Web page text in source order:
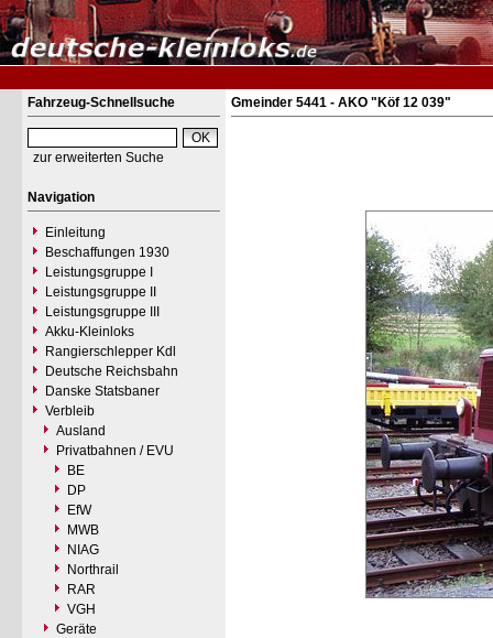
Fahrzeug-Schnellsuche
zur erweiterten Suche
Navigation
Einleitung
Beschaffungen 1930
Leistungsgruppe I
Leistungsgruppe II
Leistungsgruppe III
Akku-Kleinloks
Rangierschlepper Kdl
Deutsche Reichsbahn
Danske Statsbaner
Verbleib
Ausland
Privatbahnen / EVU
BE
DP
EfW
MWB
NIAG
Northrail
RAR
VGH
Geräte
Gmeinder 5441 - AKO "Köf 12 039"